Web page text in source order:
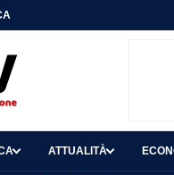
ATTUALITÀ